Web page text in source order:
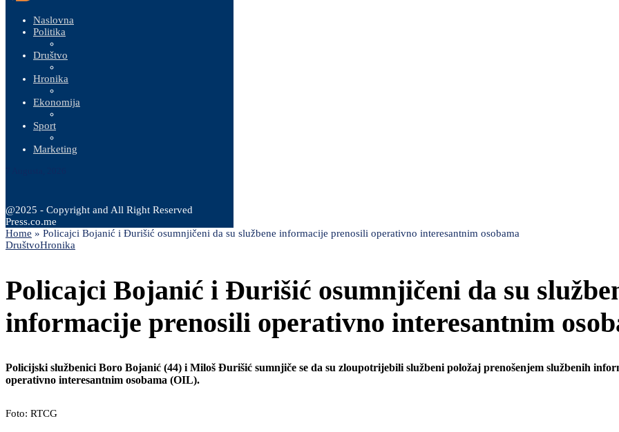
Naslovna
Politika
Društvo
Hronika
Ekonomija
Sport
Marketing
@2025 - Copyright and All Right Reserved
Press.co.me
Home » Policajci Bojanić i Đurišić osumnjičeni da su službene informacije prenosili operativno interesantnim osobama
DruštvoHronika
Policajci Bojanić i Đurišić osumnjičeni da su
informacije prenosili operativno interesantnim
Policijski službenici Boro Bojanić (44) i Miloš Đurišić sumnjiče se da su zloupotrijebili službeni položaj prenošenjem službenih
operativno interesantnim osobama (OIL).
Foto: RTCG